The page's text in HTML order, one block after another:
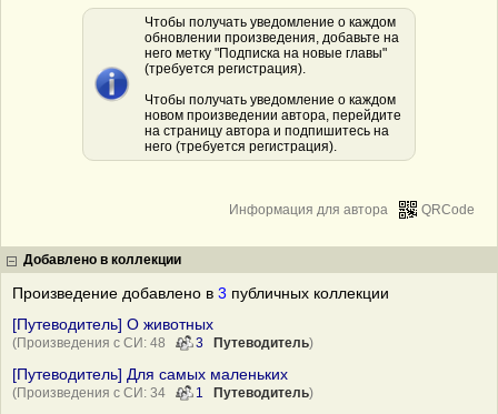
Чтобы получать уведомление о каждом
обновлении произведения, добавьте на
него метку "Подписка на новые главы"
(требуется регистрация).
Чтобы получать уведомление о каждом
новом произведении автора, перейдите
на страницу автора и подпишитесь на
него (требуется регистрация).
QRCode
Информация для автора
Добавлено в коллекции
Произведение добавлено в 3 публичных коллекции
[Путеводитель] О животных
(Произведения с СИ: 48 3 Путеводитель)
[Путеводитель] Для самых маленьких
(Произведения с СИ: 34 1 Путеводитель)